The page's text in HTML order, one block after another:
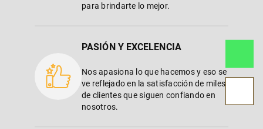
para brindarte lo mejor.
PASIÓN Y EXCELENCIA
Nos apasiona lo que hacemos y eso se
ve reflejado en la satisfacción de miles
de clientes que siguen confiando en
nosotros.